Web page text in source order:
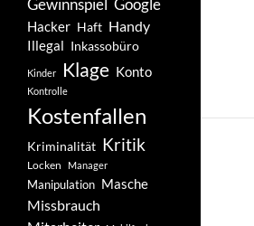
Gewinnspiel Google
Hacker Haft Handy
Illegal Inkassobüro
Kinder Klage Konto
Kontrolle
Kostenfallen
Kriminalität Kritik
Locken Manager
Manipulation Masche
Missbrauch